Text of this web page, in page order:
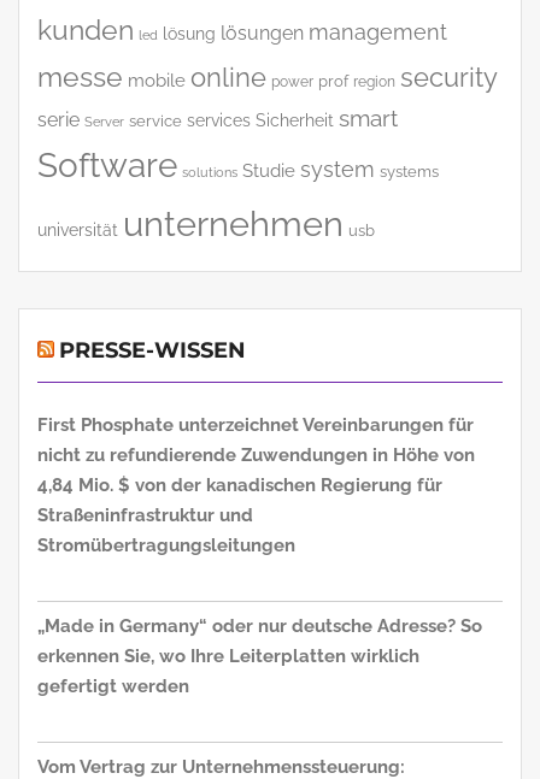
kunden led lösung lösungen management
messe mobile online power prof region security
serie Server service services Sicherheit smart
Software solutions Studie system systems
universität unternehmen usb
PRESSE-WISSEN
First Phosphate unterzeichnet Vereinbarungen für
nicht zu refundierende Zuwendungen in Höhe von
4,84 Mio. $ von der kanadischen Regierung für
Straßeninfrastruktur und
Stromübertragungsleitungen
„Made in Germany“ oder nur deutsche Adresse? So
erkennen Sie, wo Ihre Leiterplatten wirklich
gefertigt werden
Vom Vertrag zur Unternehmenssteuerung: